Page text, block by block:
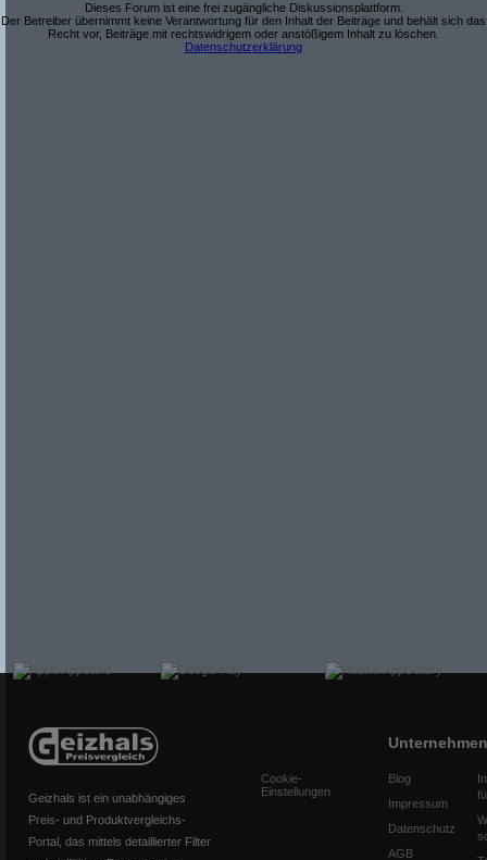
Dieses Forum ist eine frei zugängliche Diskussionsplattform.
Der Betreiber übernimmt keine Verantwortung für den Inhalt der Beiträge und behält sich das
Recht vor, Beiträge mit rechtswidrigem oder anstößigem Inhalt zu löschen.
Datenschutzerklärung
Geizhals ist ein unabhängiges
Preis- und Produktvergleichs-
Portal, das mittels detaillierter Filter
Cookie-
Einstellungen
Unternehmen
Blog
Impressum
Datenschutz
AGB